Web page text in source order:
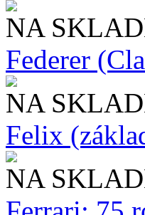
NA
Federer
NA
Felix
NA